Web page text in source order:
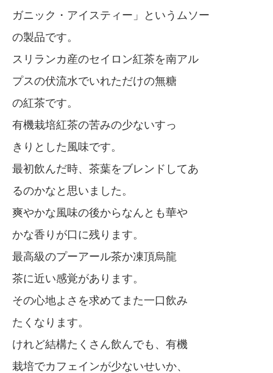
ガニック・アイスティー」というムソー
の製品です。
スリランカ産のセイロン紅茶を南アル
プスの伏流水でいれただけの無糖
の紅茶です。
有機栽培紅茶の苦みの少ないすっ
きりとした風味です。
最初飲んだ時、茶葉をブレンドしてあ
るのかなと思いました。
爽やかな風味の後からなんとも華や
かな香りが口に残ります。
最高級のプーアール茶か凍頂烏龍
茶に近い感覚があります。
その心地よさを求めてまた一口飲み
たくなります。
けれど結構たくさん飲んでも、有機
栽培でカフェインが少ないせいか、